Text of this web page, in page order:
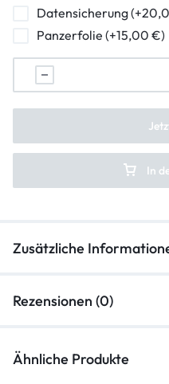
Ladebuchse Raparatur
Kopfhörerbuchse
Lautsprecher Reparatur
Datensicherung
Panzerfolie (+15,00 €)
In
Zusätzliche
Rezensionen (0)
Ähnliche Produkte